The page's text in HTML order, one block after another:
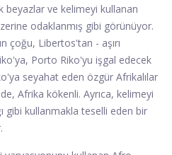
beyazlar ve kelimeyi kullanan
odaklanmış gibi görünüyor.
çoğu, Libertos'tan - aşırı
Porto Riko'yu işgal edecek
seyahat eden özgür Afrikalılar
Afrika kökenli. Ayrıca, kelimeyi
gibi kullanmakla teselli eden bir